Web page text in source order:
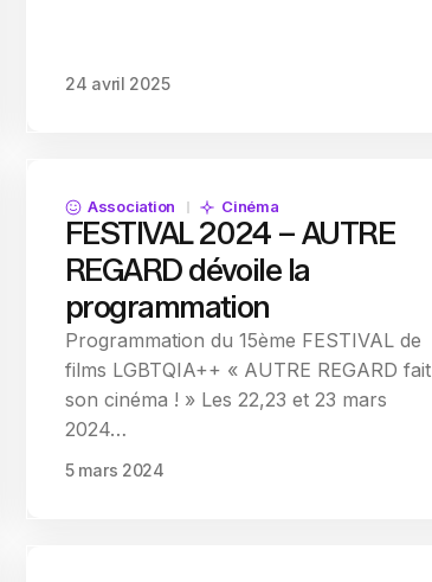
24 avril 2025
Association Cinéma
FESTIVAL 2024 – AUTRE
REGARD dévoile la
programmation
Programmation du 15ème FESTIVAL de
films LGBTQIA++ « AUTRE REGARD fait
son cinéma ! » Les 22,23 et 23 mars
2024…
5 mars 2024